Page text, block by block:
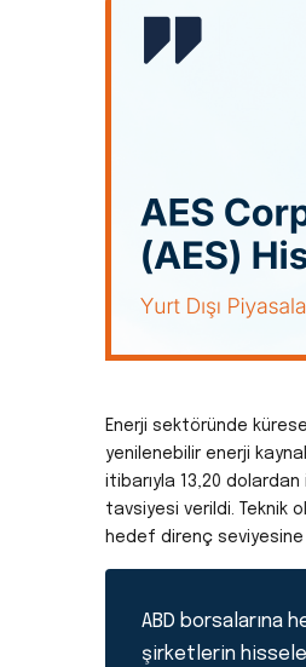
Enerji sektöründe
yenilenebilir enerji
itibarıyla 13,20
tavsiyesi verildi. Teknik
hedef direnç
ABD borsalarına
şirketlerin